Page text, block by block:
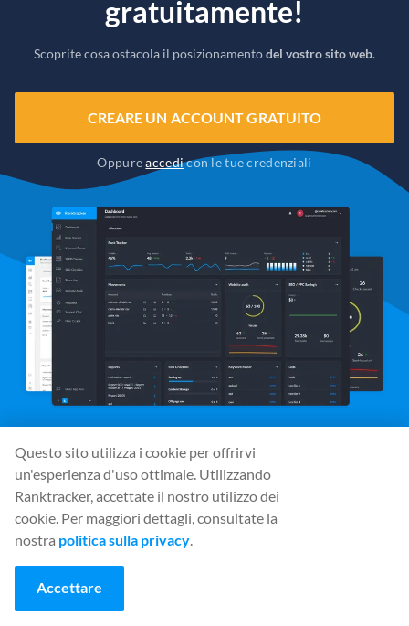
gratuitamente!
Scoprite cosa ostacola il posizionamentodel vostro sito web.
CREARE UN ACCOUNT GRATUITO
Oppureaccedicon le tue credenziali
Media sociali
Strumenti
Rank Tracker
Questo sito utilizza i cookie per offrirvi
un'esperienza d'uso ottimale. Utilizzando
Ranktracker, accettate il nostro utilizzo dei
cookie. Per maggiori dettagli, consultate la
nostra politica sulla privacy.
Accettare